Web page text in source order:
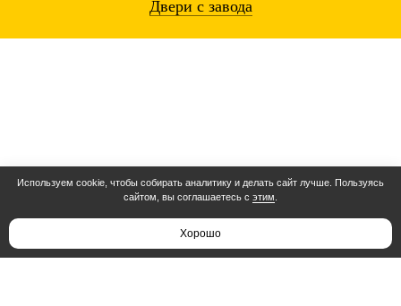
Двери с завода
Остались вопросы? Звоните!
8 (495) 489-94-08
Режим работы:
Используем cookie, чтобы собирать аналитику и делать сайт лучше. Пользуясь
сайтом, вы соглашаетесь с этим
Хорошо